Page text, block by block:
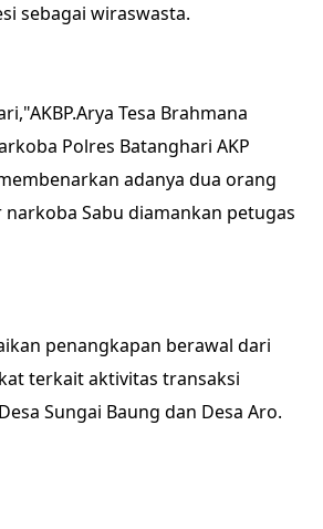
sebagai wiraswasta.
Tesa Brahmana
Polres Batanghari AKP
adanya dua orang
Sabu diamankan petugas
penangkapan berawal dari
terkait aktivitas transaksi
Sungai Baung dan Desa Aro.